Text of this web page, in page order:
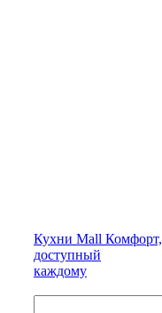
Кухни Mall Комфорт,
доступный
каждому